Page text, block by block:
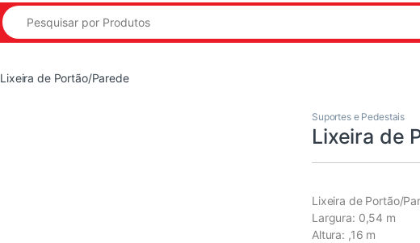
Search for:
Lixeira de Portão/Parede
Suportes e Pedestais
Lixeira de
Lixeira de Portão/
Largura: 0,54 m
Altura: ,16 m